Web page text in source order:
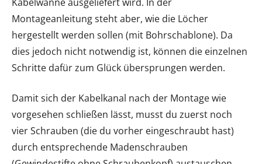
Montageanleitung steht aber, wie die Löcher
hergestellt werden sollen (mit Bohrschablone). Da
dies jedoch nicht notwendig ist, können die einzelnen
Schritte dafür zum Glück übersprungen werden.
Damit sich der Kabelkanal nach der Montage wie
vorgesehen schließen lässt, musst du zuerst noch
vier Schrauben (die du vorher eingeschraubt hast)
durch entsprechende Madenschrauben